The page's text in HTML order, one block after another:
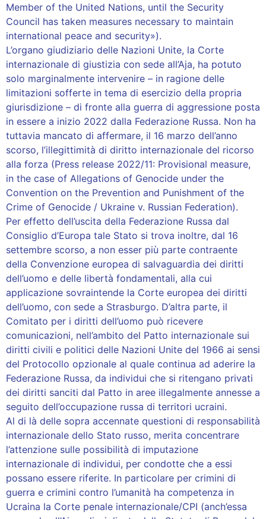
Member of the United Nations, until the Security
Council has taken measures necessary to maintain
international peace and security»).
L’organo giudiziario delle Nazioni Unite, la Corte
internazionale di giustizia con sede all’Aja, ha potuto
solo marginalmente intervenire – in ragione delle
limitazioni sofferte in tema di esercizio della propria
giurisdizione – di fronte alla guerra di aggressione posta
in essere a inizio 2022 dalla Federazione Russa. Non ha
tuttavia mancato di affermare, il 16 marzo dell’anno
scorso, l’illegittimità di diritto internazionale del ricorso
alla forza (Press release 2022/11: Provisional measure,
in the case of Allegations of Genocide under the
Convention on the Prevention and Punishment of the
Crime of Genocide / Ukraine v. Russian Federation).
Per effetto dell’uscita della Federazione Russa dal
Consiglio d’Europa tale Stato si trova inoltre, dal 16
settembre scorso, a non esser più parte contraente
della Convenzione europea di salvaguardia dei diritti
dell’uomo e delle libertà fondamentali, alla cui
applicazione sovraintende la Corte europea dei diritti
dell’uomo, con sede a Strasburgo. D’altra parte, il
Comitato per i diritti dell’uomo può ricevere
comunicazioni, nell’ambito del Patto internazionale sui
diritti civili e politici delle Nazioni Unite del 1966 ai sensi
del Protocollo opzionale al quale continua ad aderire la
Federazione Russa, da individui che si ritengano privati
dei diritti sanciti dal Patto in aree illegalmente annesse a
seguito dell’occupazione russa di territori ucraini.
Al di là delle sopra accennate questioni di responsabilità
internazionale dello Stato russo, merita concentrare
l’attenzione sulle possibilità di imputazione
internazionale di individui, per condotte che a essi
possano essere riferite. In particolare per crimini di
guerra e crimini contro l’umanità ha competenza in
Ucraina la Corte penale internazionale/CPI (anch’essa